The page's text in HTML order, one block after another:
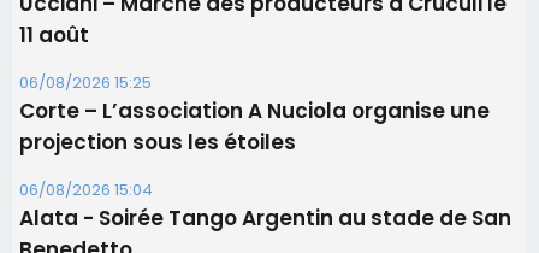
Benedetto
05/08/2026 09:53
Biguglia : messe de la Sainte-Marie et
procession le 14 août
31/07/2026 08:24
Tennis - Début ce week-end du tournoi du
RCPV